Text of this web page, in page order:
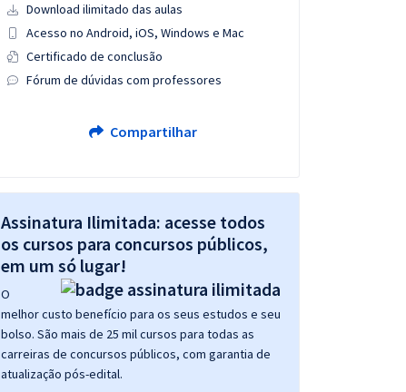
Download ilimitado das aulas
Acesso no Android, iOS, Windows e Mac
Certificado de conclusão
Fórum de dúvidas com professores
Compartilhar
Assinatura Ilimitada: acesse todos
os cursos para concursos públicos,
em um só lugar!
O
melhor custo benefício para os seus estudos e seu
bolso. São mais de 25 mil cursos para todas as
carreiras de concursos públicos, com garantia de
atualização pós-edital.